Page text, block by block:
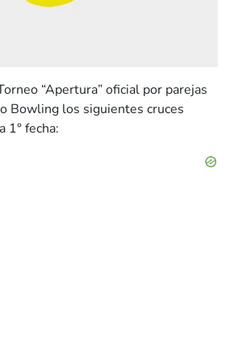
“Apertura” oficial por parejas
Bowling los siguientes cruces
1° fecha: